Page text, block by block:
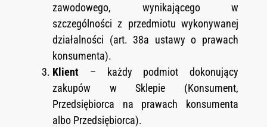
zawodowego, wynikającego w
szczególności z przedmiotu wykonywanej
działalności (art. 38a ustawy o prawach
konsumenta).
Klient – każdy podmiot dokonujący
zakupów w Sklepie (Konsument,
Przedsiębiorca na prawach konsumenta
albo Przedsiębiorca).